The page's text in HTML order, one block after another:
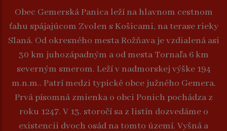
Obec Gemerská Panica leží na hlavnom cestnom
ťahu spájajúcom Zvolen s Košicami, na terase rieky
Slaná. Od okresného mesta Rožňava je vzdialená asi
30 km juhozápadným a od mesta Tornaľa 6 km
severným smerom. Leží v nadmorskej výške 194
m.n.m.. Patrí medzi typické obce južného Gemera.
Prvá písomná zmienka o obci Ponich pochádza z
roku 1247. V 13. storočí sa z listín dozvedáme o
existencii dvoch osád na tomto území. Vyšná a